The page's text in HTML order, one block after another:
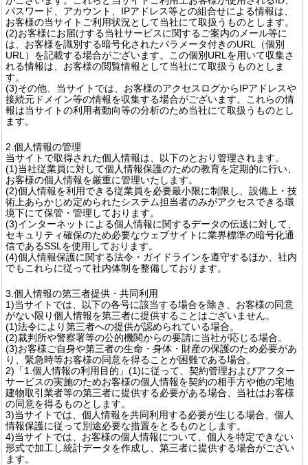
パスワード、アカウント、IPアドレス等との組合せによる情報は、
お客様の当サイトご利用状況として当社にて取扱うものとします。
(2)お客様にお届けする当社サービスに関するご案内のメール等に
は、お客様を識別する暗号化されたパラメータ付きのURL（個別
URL）を記載する場合がございます。この個別URLを用いて収集さ
れる情報は、お客様の閲覧情報として当社にて取扱うものとしま
す。
(3)その他、当サイトでは、お客様のアクセスログからIPアドレスや
接続元ドメイン等の情報を収集する場合がございます。これらの情
報は当サイトの利用者動向等の分析のため当社にて取扱うものとし
ます。
2.個人情報の管理
当サイトで取得された個人情報は、以下のとおり管理されます。
(1)当社従業員に対して個人情報保護のための教育を定期的に行い、
お客様の個人情報を厳重に管理いたします。
(2)個人情報を利用できる従業員を必要最小限に制限し、設備上・技
術上あらかじめ定められたシステム担当者のみがアクセスできる環
境下にて保管・管理しております。
(3)インターネットによる個人情報に関するデータの伝送に対して、
セキュリティ確保のため必要なウェブサイトに業界標準の暗号化通
信であるSSLを使用しております。
(4)個人情報保護に関する法令・ガイドラインを遵守するほか、社内
でもこれらに従って社内体制を整備しております。
3.個人情報の第三者提供・共同利用
1)当サイトでは、以下の各号に該当する場合を除き、お客様の同意
がない限り個人情報を第三者に提供することはございません。
(1)法令により第三者への提供が認められている場合。
(2)裁判所や警察署等の公的機関からの要請に当社が応じる場合。
(3)お客様ご自身や第三者の生命・身体・財産の保護のため必要があ
り、緊急時等お客様の同意を得ることが困難である場合。
2)「1.個人情報の利用目的」(1)に従って、契約管理およびアフター
サービスの実施のためお客様の個人情報を契約の相手方や他の宅地
建物取引業者等の第三者に提供する必要がある場合、当社はお客様
の同意を得るものとします。
3)当サイトでは、個人情報を共同利用する必要が生じる場合、個人
情報保護に従って別途必要な措置をとるものとします。
4)当サイトでは、お客様の個人情報について、個人を特定できない
形式で加工し統計データを作成し、第三者に提供する場合がござい
ます。